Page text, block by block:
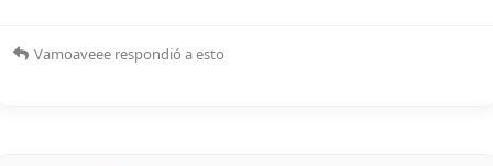
Vamoaveee respondió a esto